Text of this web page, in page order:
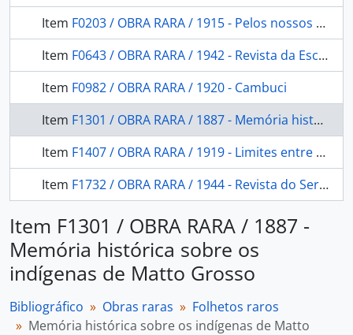
Item F0203 / OBRA RARA / 1915 - Pelos nossos aborígenes
Item F0643 / OBRA RARA / 1942 - Revista da Escola Militar
Item F0982 / OBRA RARA / 1920 - Cambuci
Item F1301 / OBRA RARA / 1887 - Memória histórica sobre os indígenas de Matto Grosso
Item F1407 / OBRA RARA / 1919 - Limites entre os estados de Matto Grosso e Goyaz
Item F1732 / OBRA RARA / 1944 - Revista do Serviço Público
Item F1301 / OBRA RARA / 1887 -
Memória histórica sobre os
indígenas de Matto Grosso
Bibliográfico Obras raras
Folhetos raros
Memória histórica sobre os indígenas de Matto